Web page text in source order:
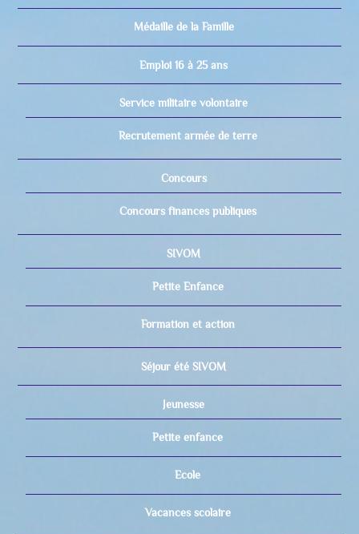
Médaille de la Famille
Emploi 16 à 25 ans
Service militaire volontaire
Recrutement armée de terre
Concours
Concours finances publiques
SIVOM
Petite Enfance
Formation et action
Séjour été SIVOM
Jeunesse
Petite enfance
Ecole
Vacances scolaire